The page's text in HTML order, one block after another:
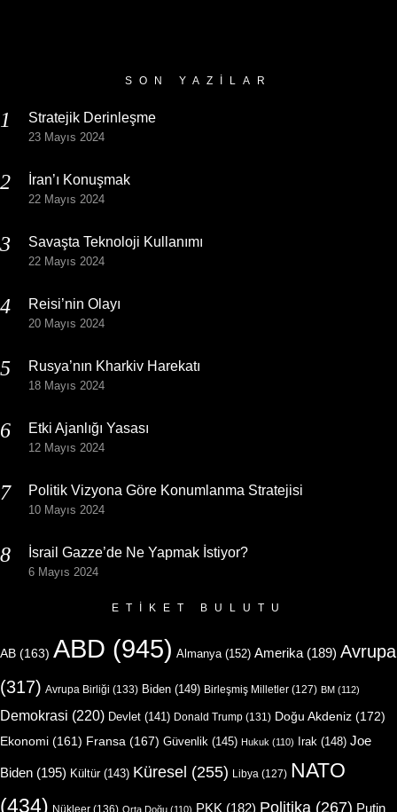
SON YAZILAR
Stratejik Derinleşme
23 Mayıs 2024
İran’ı Konuşmak
22 Mayıs 2024
Savaşta Teknoloji Kullanımı
22 Mayıs 2024
Reisi’nin Olayı
20 Mayıs 2024
Rusya’nın Kharkiv Harekatı
18 Mayıs 2024
Etki Ajanlığı Yasası
12 Mayıs 2024
Politik Vizyona Göre Konumlanma Stratejisi
10 Mayıs 2024
İsrail Gazze’de Ne Yapmak İstiyor?
6 Mayıs 2024
ETIKET BULUTU
AB (163) ABD (945) Almanya (152) Amerika (189) Avrupa
(317) Avrupa Birliği (133) Biden (149) Birleşmiş Milletler (127) BM (112)
Demokrasi (220) Devlet (141) Donald Trump (131) Doğu Akdeniz (172)
Ekonomi (161) Fransa (167) Güvenlik (145) Hukuk (110) Irak (148) Joe
Biden (195) Kültür(143) Küresel (255) Libya (127) NATO
(434) Nükleer (136) Orta Doğu (110) PKK (182) Politika (267) Putin